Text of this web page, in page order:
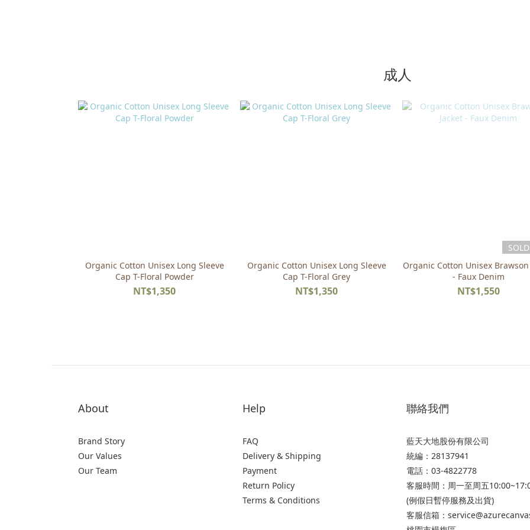
成人
Organic Cotton Unisex Long Sleeve
Cap T-Floral Powder
NT$1,350
Organic Cotton Unisex Long Sleeve
Cap T-Floral Grey
NT$1,350
Organic Cotton Unisex Brawson
- Faux Denim
NT$1,550
About
Brand Story
Our Values
Our Team
Help
FAQ
Delivery & Shipping
Payment
Return Policy
Terms & Conditions
聯絡我們
藍天大地股份有限公司
統編：28137941
電話：03-4822778
客服時間：周一至周五
(例假日暫停服務及出貨)
客服信箱：